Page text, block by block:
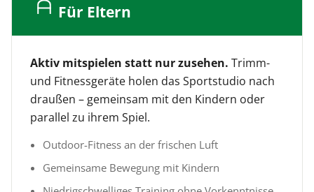
Für Eltern
Aktiv mitspielen statt nur zusehen. Trimm-
und Fitnessgeräte holen das Sportstudio nach
draußen – gemeinsam mit den Kindern oder
parallel zu ihrem Spiel.
Outdoor-Fitness an der frischen Luft
Gemeinsame Bewegung mit Kindern